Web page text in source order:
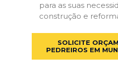
para as suas
construção e
SOLICITE
PEDREIROS EM